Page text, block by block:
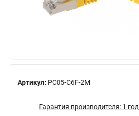
Артикул: PC05-C6F-2M
Гарантия производителя: 1 год